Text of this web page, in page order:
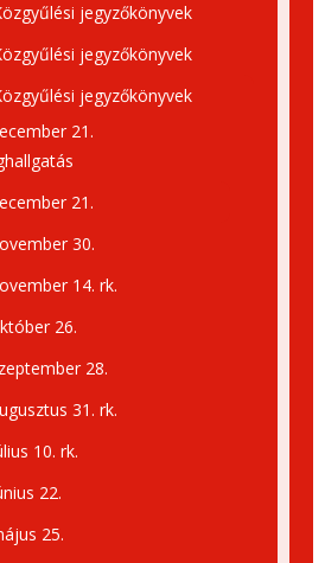
jegyzőkönyvek
jegyzőkönyvek
jegyzőkönyvek
21.
21.
30.
14. rk.
26.
28.
31. rk.
10. rk.
22.
25.